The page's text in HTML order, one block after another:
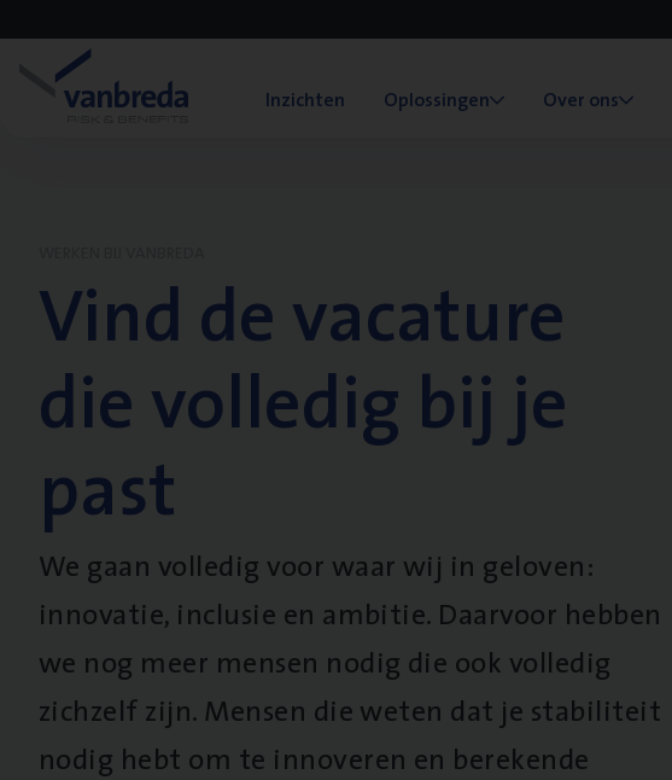
Inzichten Oplossingen Over ons
Vind de vacature
die volledig bij je
past
We gaan volledig voor waar wij in geloven:
innovatie, inclusie en ambitie. Daarvoor hebben
we nog meer mensen nodig die ook volledig
zichzelf zijn. Mensen die weten dat je stabiliteit
nodig hebt om te innoveren en berekende